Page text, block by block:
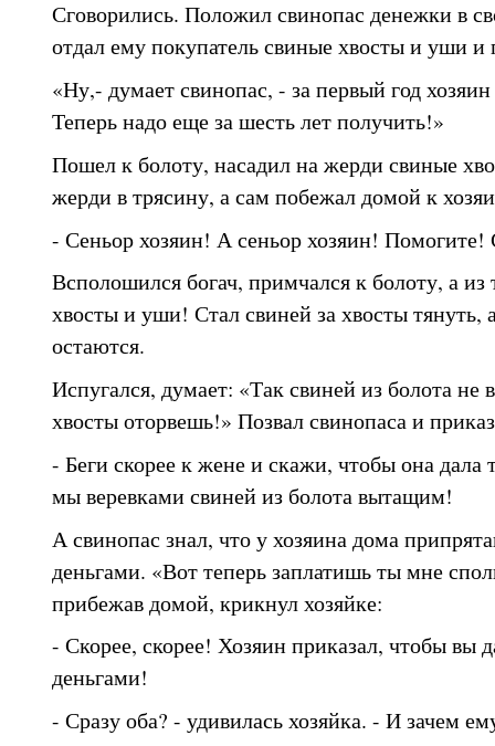
Сговорились. Положил свинопас денежки в
отдал ему покупатель свиные хвосты и уши и
«Ну,- думает свинопас, - за первый год
Теперь надо еще за шесть лет получить!»
Пошел к болоту, насадил на жерди свиные
жерди в трясину, а сам побежал домой к
- Сеньор хозяин! А сеньор хозяин! Помогите!
Всполошился богач, примчался к болоту, а из
хвосты и уши! Стал свиней за хвосты тянуть,
остаются.
Испугался, думает: «Так свиней из болота не
хвосты оторвешь!» Позвал свинопаса и
- Беги скорее к жене и скажи, чтобы она дала
мы веревками свиней из болота вытащим!
А свинопас знал, что у хозяина дома
деньгами. «Вот теперь заплатишь ты мне
прибежав домой, крикнул хозяйке:
- Скорее, скорее! Хозяин приказал, чтобы вы
деньгами!
- Сразу оба? - удивилась хозяйка. - И зачем